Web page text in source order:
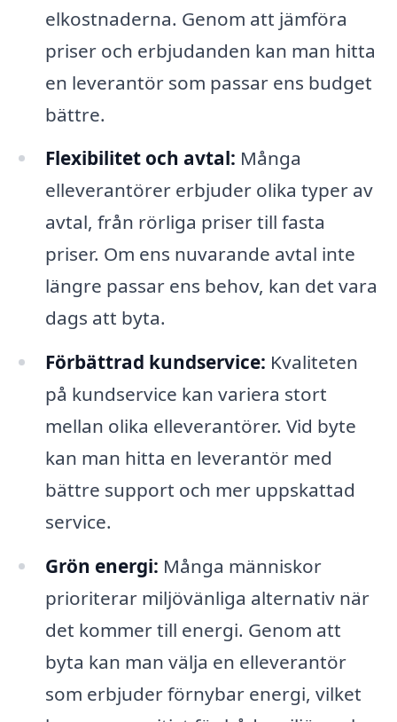
elkostnaderna. Genom att jämföra
priser och erbjudanden kan man hitta
en leverantör som passar ens budget
bättre.
Flexibilitet och avtal: Många
elleverantörer erbjuder olika typer av
avtal, från rörliga priser till fasta
priser. Om ens nuvarande avtal inte
längre passar ens behov, kan det vara
dags att byta.
Förbättrad kundservice: Kvaliteten
på kundservice kan variera stort
mellan olika elleverantörer. Vid byte
kan man hitta en leverantör med
bättre support och mer uppskattad
service.
Grön energi: Många människor
prioriterar miljövänliga alternativ när
det kommer till energi. Genom att
byta kan man välja en elleverantör
som erbjuder förnybar energi, vilket